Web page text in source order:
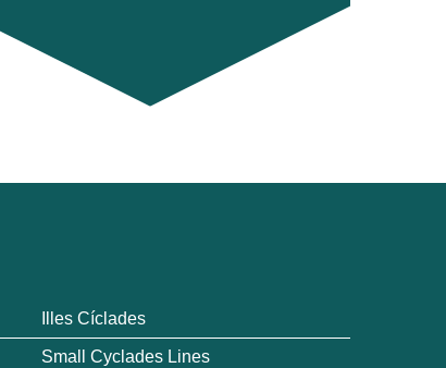
Illes Cíclades
Small Cyclades Lines